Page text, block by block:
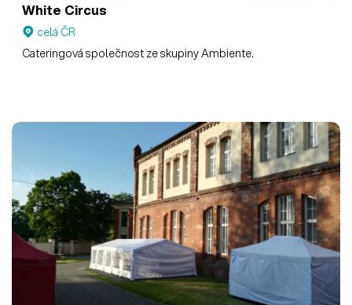
White Circus
celá ČR
Cateringová společnost ze skupiny Ambiente.